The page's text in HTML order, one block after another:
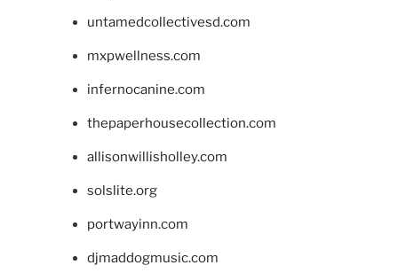
untamedcollectivesd.com
mxpwellness.com
infernocanine.com
thepaperhousecollection.com
allisonwillisholley.com
solslite.org
portwayinn.com
djmaddogmusic.com